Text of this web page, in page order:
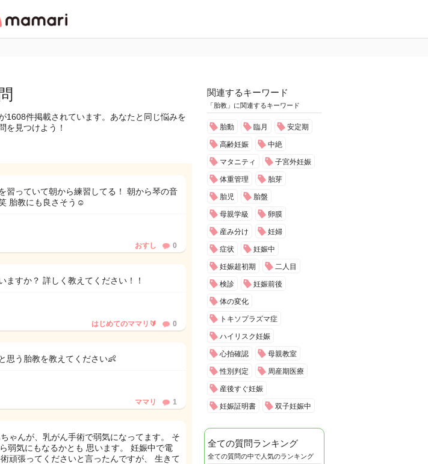
情報サイト
1608件掲載されています。あなたと同じ悩みを
を見つけよう！
習っていて朝から練習してる！ 朝から琴の音
胎教にも良さそう☺️
おすし 0
ますか？ 詳しく教えてください！！
はじめてのママリ🔰 0
思う胎教を教えてください👶
ママリ 1
ゃんが、乳がん手術で弱気になってます。 そ
弱気にもなるかとも 思います。 妊娠中で電
頑張ってくださいと言ったんですが、 生きて
関連するキーワード
「胎教」に関連するキーワード
胎動 臨月 安定期
高齢妊娠 中絶
マタニティ 子宮外妊娠
体重管理 胎芽
胎児 胎盤
母親学級 卵膜
産み分け 妊婦
症状 妊娠中
妊娠超初期 二人目
検診 妊娠前後
体の変化
トキソプラズマ症
ハイリスク妊娠
心拍確認 母親教室
性別判定 周産期医療
産後すぐ妊娠
妊娠証明書 双子妊娠中
全ての質問ランキング
全ての質問の中で人気のランキング